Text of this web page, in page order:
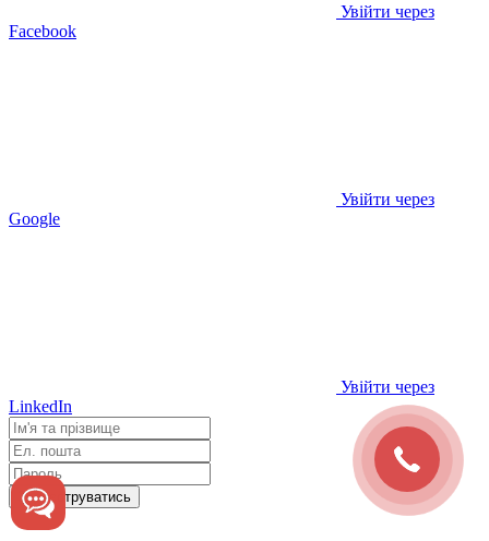
Увійти через
Facebook
Увійти через
Google
Увійти через
LinkedIn
Зареєструватись